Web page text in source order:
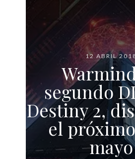
12 ABRIL
segundo
Destiny 2,
el
mayo